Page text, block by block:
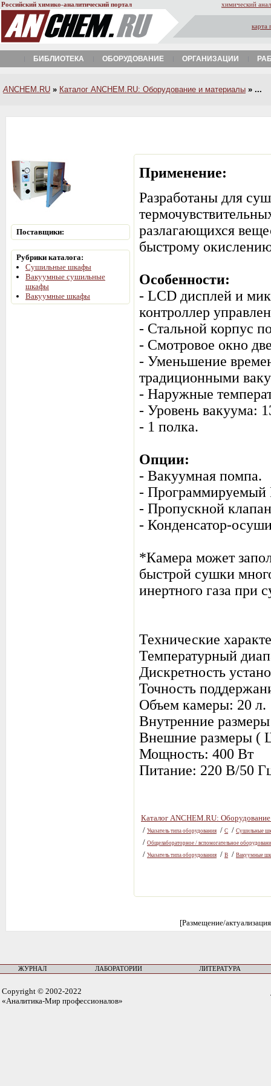
Российский химико-аналитический портал химический
карта
БИБЛИОТЕКА ОБОРУДОВАНИЕ ОРГАНИЗАЦИИ
A NCHEM.RU » Каталог ANCHEM.RU: Оборудование и материалы » ...
Поставщики:
Рубрики каталога:
Сушильные шкафы
Вакуумные сушильные
шкафы
Вакуумные шкафы
Применение:
Разработаны для
разлагающихся
быстрому
Особенности:
- LCD дисплей и
контроллер
- Стальной корпус
- Смотровое окно
- Уменьшение
традиционными
- Наружные
- Уровень вакуума:
- 1 полка.
Опции:
- Вакуумная помпа.
- Программируемый
- Пропускной
- Конденсатор-
*Камера может
быстрой сушки
инертного газа при
Технические
Температурный
Дискретность
Точность
Объем камеры: 20 л.
Внутренние
Внешние размеры (
Мощность: 400 Вт
Питание: 220 В/50
Каталог ANCHEM.RU:
/ Указатель типа оборудования / С / Сушильные
/ Общелабораторное / вспомогательное
/ Указатель типа оборудования / В / Вакуумные
[Размещение/
ЖУРНАЛ ЛАБОРАТОРИИ ЛИТЕРАТУРА
Copyright © 2002-2022
«Аналитика-Мир профессионалов»